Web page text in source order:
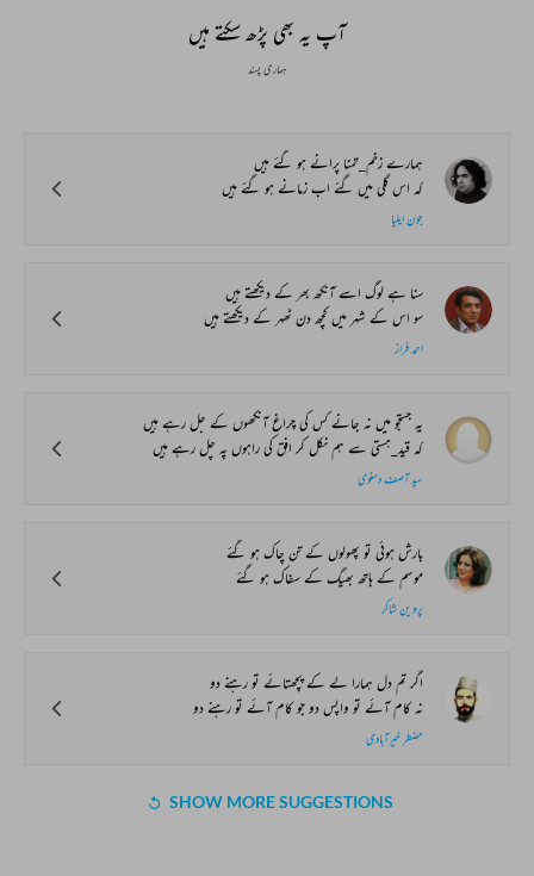
آپ یہ بھی پڑھ سکتے ہیں
ہماری پسند
ہمارے زخم_تمنا پرانے ہو گئے ہیں
کہ اس گلی میں گئے اب زمانے ہو گئے ہیں
جون ایلیا
سنا ہے لوگ اسے آنکھ بھر کے دیکھتے ہیں
سو اس کے شہر میں کچھ دن ٹھہر کے دیکھتے ہیں
احمد فراز
یہ جستجو میں نہ جانے کس کی چراغ آنکھوں کے جل رہے ہیں
کہ قید_ہستی سے ہم نکل کر افق کی راہوں پہ چل رہے ہیں
سید آصف دسنوی
بارش ہوئی تو پھولوں کے تن چاک ہو گئے
موسم کے ہاتھ بھیگ کے سفاک ہو گئے
پروین شاکر
اگر تم دل ہمارا لے کے پچھتائے تو رہنے دو
نہ کام آئے تو واپس دو جو کام آئے تو رہنے دو
مضطر خیرآبادی
SHOW MORE SUGGESTIONS